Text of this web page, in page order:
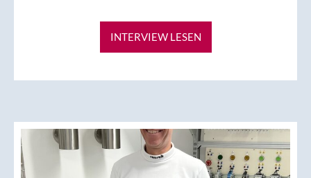
INTERVIEW LESEN